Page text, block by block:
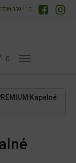
739 359 410
Kapalné